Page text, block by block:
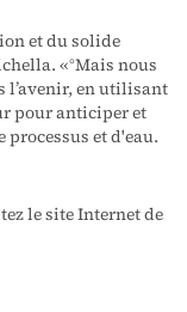
et du solide
« ° Mais nous
l’avenir, en utilisant
pour anticiper et
et d'eau.
le site Internet de